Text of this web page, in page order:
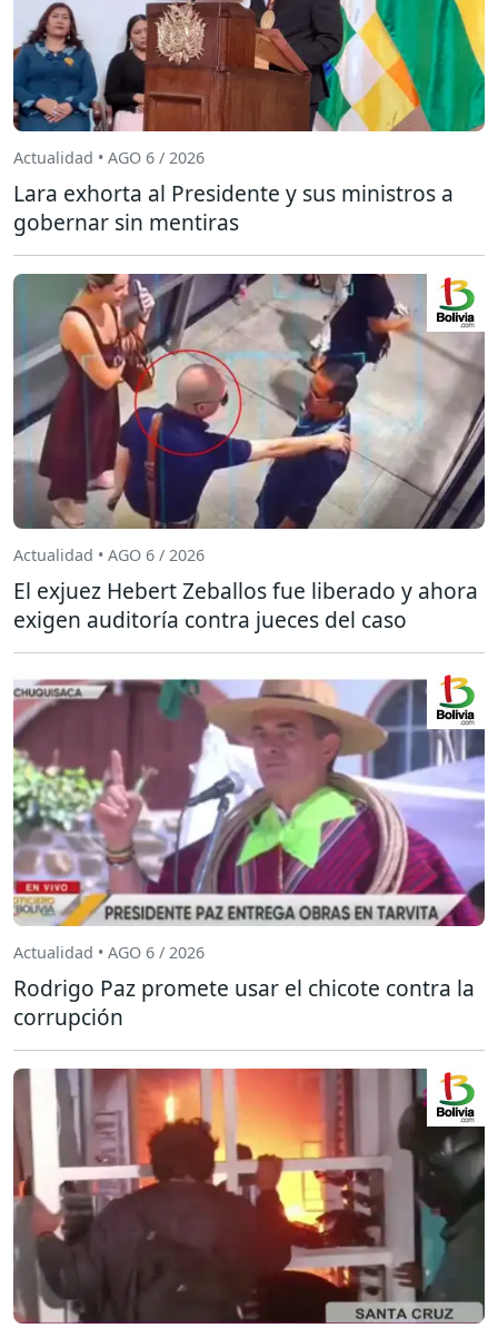
Actualidad • AGO 6 / 2026
Lara exhorta al Presidente y sus ministros a
gobernar sin mentiras
Actualidad • AGO 6 / 2026
El exjuez Hebert Zeballos fue liberado y ahora
exigen auditoría contra jueces del caso
Actualidad • AGO 6 / 2026
Rodrigo Paz promete usar el chicote contra la
corrupción